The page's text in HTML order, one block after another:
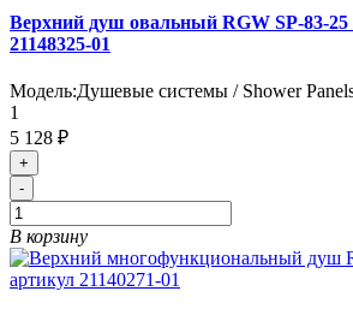
Верхний душ овальный RGW SP-83-25
21148325-01
Модель:Душевые системы / Shower
1
5 128 ₽
+
-
В корзину